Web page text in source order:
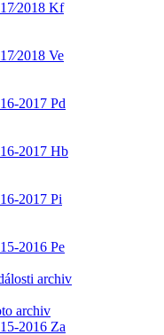
Kf
Ve
2017 Pd
2017 Hb
2017 Pi
2016 Pe
archiv
archiv
2016 Za